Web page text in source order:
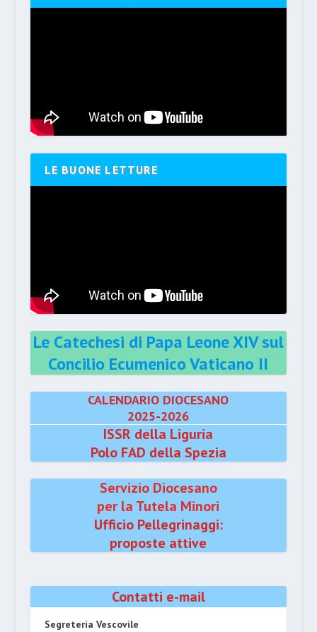
LE BUONE LETTURE
Le Catechesi di Papa Leone XIV sul
Concilio Ecumenico Vaticano II
CALENDARIO DIOCESANO
2025-2026
ISSR della Liguria
Polo FAD della Spezia
Servizio Diocesano
per la Tutela Minori
Ufficio Pellegrinaggi:
proposte attive
Contatti e-mail
Segreteria Vescovile